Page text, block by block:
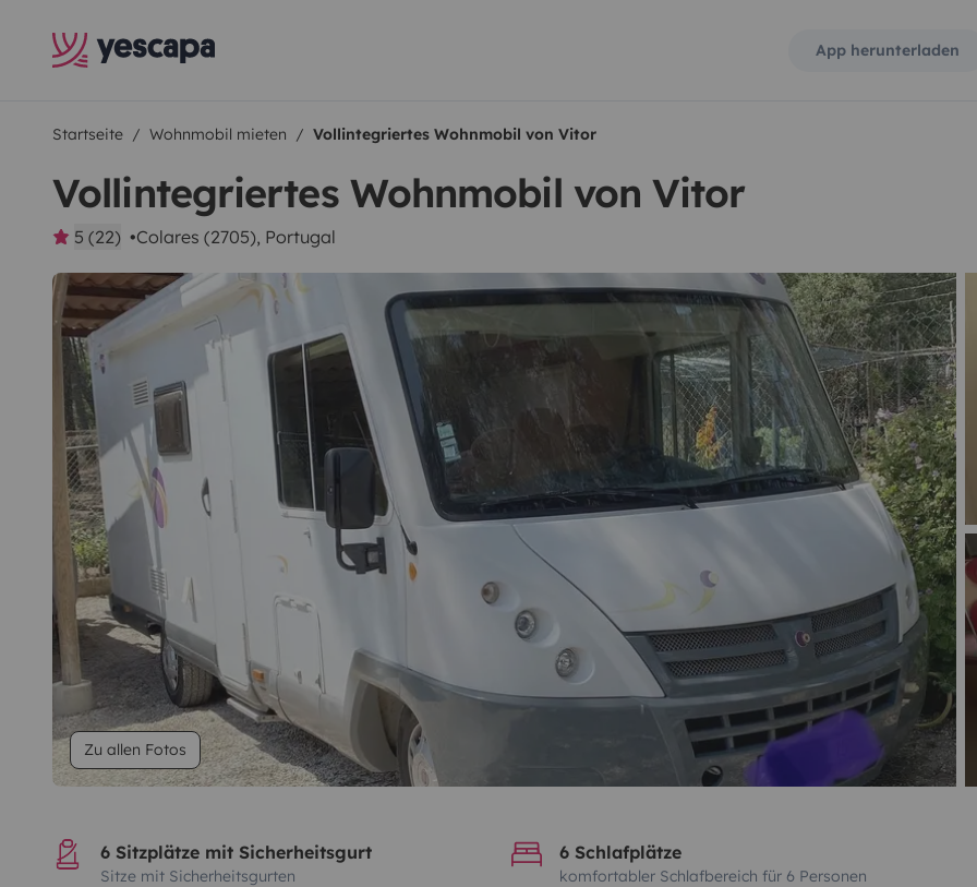
App herunterladen
Startseite Wohnmobil mieten Vollintegriertes Wohnmobil von Vitor
Vollintegriertes Wohnmobil von Vitor
5 (22) Colares (2705), Portugal
Zu allen Fotos
6 Sitzplätze mit Sicherheitsgurt
Sitze mit Sicherheitsgurten
6 Schlafplätze
komfortabler Schlafbereich für 6 Personen